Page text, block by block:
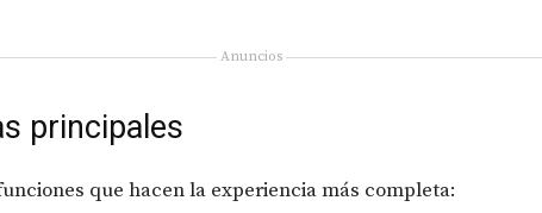
Anuncios
principales
que hacen la experiencia más completa: